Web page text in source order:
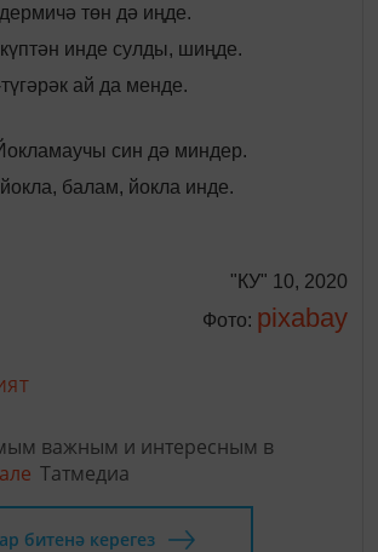
төн дә иңде.
инде сулды, шиңде.
ай да менде.
син дә миндер.
балам, йокла инде.
"КУ" 10, 2020
Фото: pixabay
важным и интересным в
Татмедиа
битенә керегез